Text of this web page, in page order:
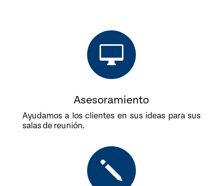

Asesoramiento
Ayudamos a los clientes en sus ideas para sus
salas de reunión.
j